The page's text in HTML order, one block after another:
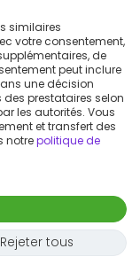
de réservation
similaires
votre consentement,
de
peut inclure
une décision
des prestataires selon
les autorités. Vous
et transfert des
notrepolitique de
Rejeter tous